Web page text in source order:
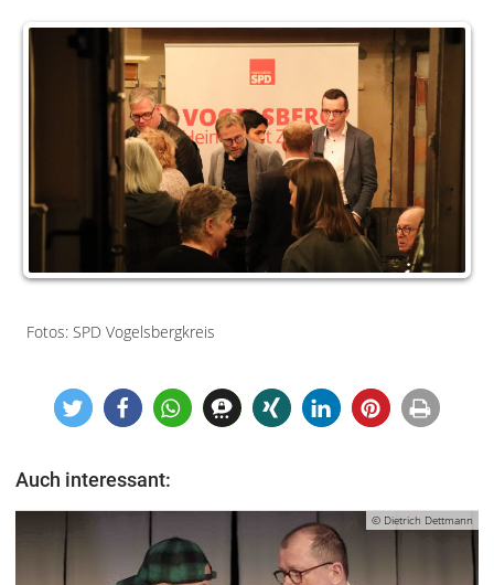
Fotos: SPD Vogelsbergkreis
Auch interessant:
© Dietrich Dettmann